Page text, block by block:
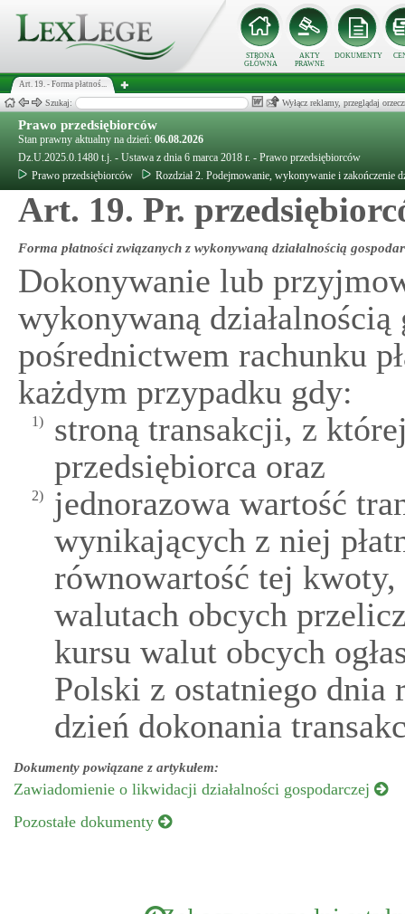
STRONA
GŁÓWNA
AKTY
PRAWNE
DOKUMENTY
Art. 19. - Forma płatnoś...
Szukaj: Wyłącz reklamy, przeglądaj
Prawo przedsiębiorców
Stan prawny aktualny na dzień: 06.08.2026
Dz.U.2025.0.1480 t.j. - Ustawa z dnia 6 marca 2018 r. - Prawo przedsiębiorców
Prawo przedsiębiorców
Rozdział 2. Podejmowanie, wykonywanie i zakończenie
Art. 19. Pr.
Forma płatności związanych z wykonywaną działalnością
Dokonywanie lub
wykonywaną działalnością
pośrednictwem rachunku
każdym przypadku gdy:
1)
stroną transakcji, z
przedsiębiorca oraz
2)
jednorazowa wartość
wynikających z niej
równowartość tej
walutach obcych
kursu walut obcych
Polski z ostatniego dnia
dzień dokonania
Dokumenty powiązane z artykułem:
Zawiadomienie o likwidacji działalności gospodarczej
Pozostałe dokumenty